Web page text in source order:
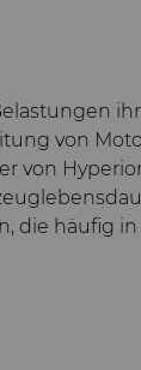
von
die häufig